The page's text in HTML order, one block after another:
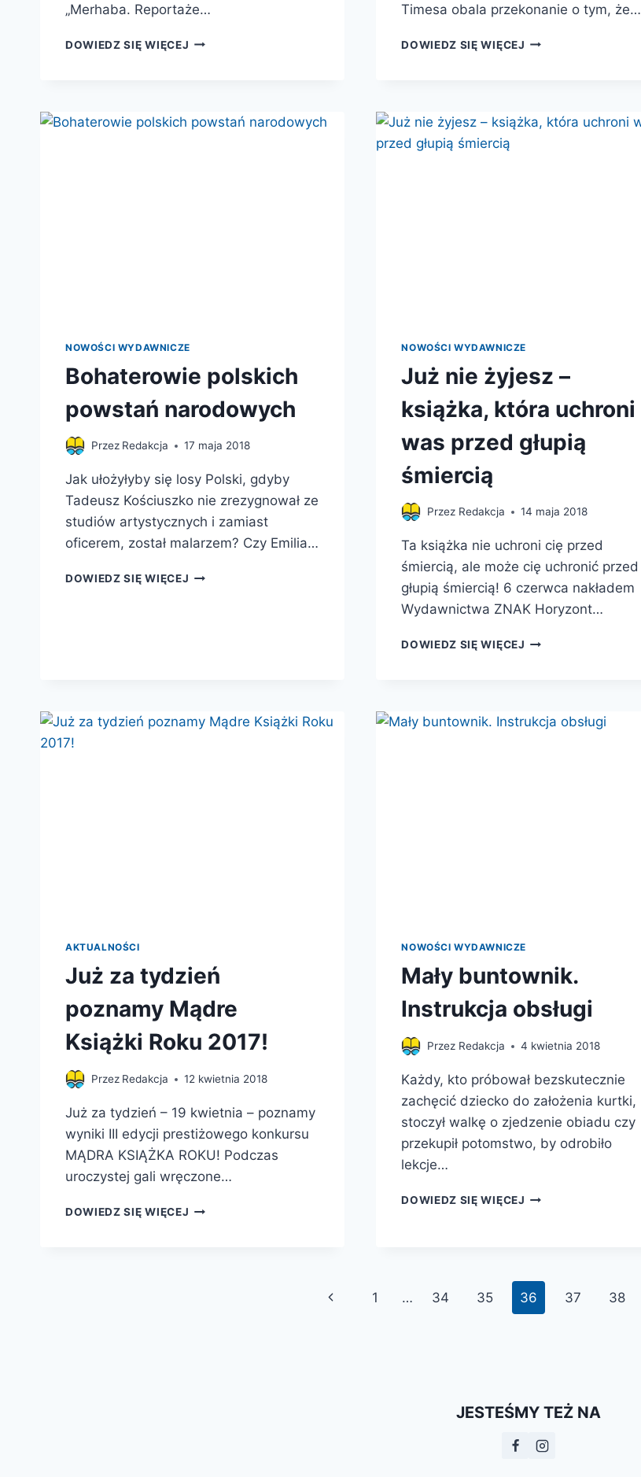
„Merhaba. Reportaże…
DOWIEDZ SIĘ WIĘCEJ MERHABA
Timesa obala przekonanie o tym, że…
DOWIEDZ SIĘ WIĘCEJ POTĘGA
NOWOŚCI WYDAWNICZE
Bohaterowie polskich
powstań narodowych
Przez Redakcja 17 maja 2018
Jak ułożyłyby się losy Polski, gdyby
Tadeusz Kościuszko nie zrezygnował ze
studiów artystycznych i zamiast
oficerem, został malarzem? Czy Emilia…
DOWIEDZ SIĘ WIĘCEJ BOHATEROWIE
NOWOŚCI WYDAWNICZE
Już nie żyjesz –
książka, która uchroni
was przed głupią
śmiercią
Przez Redakcja 14 maja 2018
Ta książka nie uchroni cię przed
śmiercią, ale może cię uchronić przed
głupią śmiercią! 6 czerwca nakładem
Wydawnictwa ZNAK Horyzont…
DOWIEDZ SIĘ WIĘCEJ JUŻ
KTÓRA
AKTUALNOŚCI
Już za tydzień
poznamy Mądre
Książki Roku 2017!
Przez Redakcja 12 kwietnia 2018
Już za tydzień – 19 kwietnia – poznamy
wyniki III edycji prestiżowego konkursu
MĄDRA KSIĄŻKA ROKU! Podczas
uroczystej gali wręczone…
DOWIEDZ SIĘ WIĘCEJ JUŻ
NOWOŚCI WYDAWNICZE
Mały buntownik.
Instrukcja obsługi
Przez Redakcja 4 kwietnia 2018
Każdy, kto próbował bezskutecznie
zachęcić dziecko do założenia kurtki,
stoczył walkę o zjedzenie obiadu czy
przekupił potomstwo, by odrobiło
lekcje…
DOWIEDZ SIĘ WIĘCEJ MAŁY
Poprzednia
1 … 34 35 36 37 38
JESTEŚMY TEŻ NA